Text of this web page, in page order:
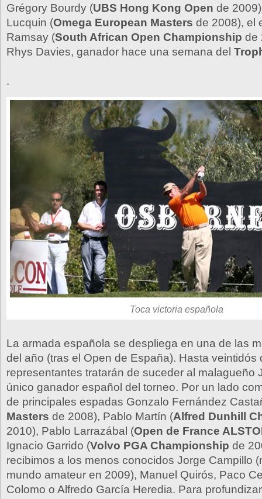
Grégory Bourdy (UBS Hong Kong Open de
Lucquin (Omega European Masters de 2008), el
Ramsay (South African Open Championship de
Rhys Davies, ganador hace una semana del
.
Toca victoria española
La armada española se despliega en una de las
del año (tras el Open de España). Hasta veintidós
representantes tratarán de suceder al malagueño
único ganador español del torneo. Por un lado
de principales espadas Gonzalo Fernández
Masters de 2008), Pablo Martín (Alfred Dunhill
2010), Pablo Larrazábal (Open de France
Ignacio Garrido (Volvo PGA Championship de
recibimos a los menos conocidos Jorge Campillo
mundo amateur en 2009), Manuel Quirós, Paco
Colomo o Alfredo García Heredia. Para